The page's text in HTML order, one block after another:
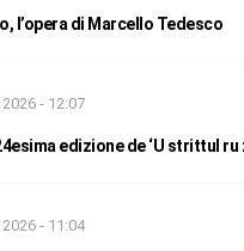
l’opera di Marcello Tedesco
- 12:07
edizione de ‘U strittul ru
- 11:04